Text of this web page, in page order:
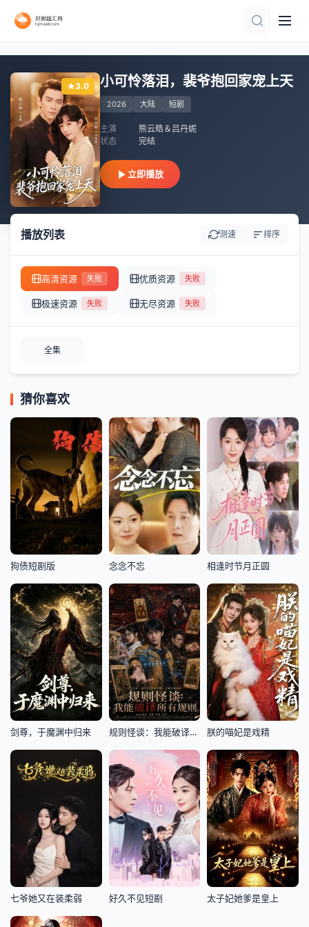
3.0 小可怜落泪，裴爷抱回家宠上天
2026 大陆 短剧
主演
熊云皓＆吕丹妮
状态
完结
立即播放
播放列表 测速 排序
高清资源 失败 优质资源 失败
极速资源 失败 无尽资源 失败
全集
猜你喜欢
更新全集
狗债短剧版
完结
念念不忘
更新全集
相逢时节月正圆
全集完结
剑尊，于魔渊中归来
全集完结
规则怪谈：我能破译所有规则
全集
朕的喵妃是戏精
全集完结
七爷她又在装柔弱
更新全集
好久不见短剧
全集完结
太子妃她爹是皇上
全集完结